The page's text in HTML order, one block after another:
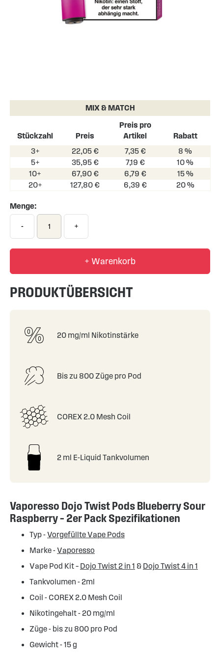
the
the
gallery
MIX & MATCH
Stückzahl Preis
Preis pro
Artikel
Rabatt
3+
22,05 € 7,35 €
8 %
5+
35,95 € 7,19 €
10 %
10+
67,90 € 6,79 €
15 %
20+
127,80 € 6,39 € 20 %
Menge:
- +
+ Warenkorb
PRODUKTÜBERSICHT
20 mg/ml Nikotinstärke
Bis zu 800 Züge pro Pod
COREX 2.0 Mesh Coil
2 ml E-Liquid Tankvolumen
Vaporesso Dojo Twist Pods Blueberry Sour
Raspberry – 2er Pack Spezifikationen
Typ -Vorgefüllte Vape Pods
Marke -Vaporesso
Vape Pod Kit – Dojo Twist 2 in 1 & Dojo Twist 4 in 1
Tankvolumen - 2ml
Coil - COREX 2.0 Mesh Coil
Nikotingehalt - 20 mg/ml
Züge - bis zu 800 pro Pod
Gewicht - 15 g